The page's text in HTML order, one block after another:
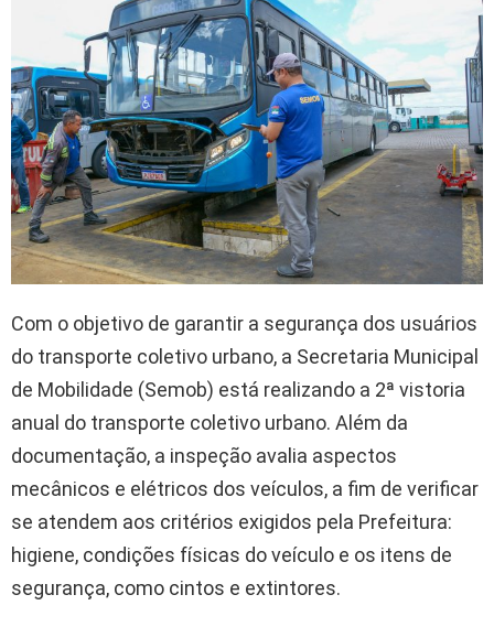
Com o objetivo de garantir a segurança dos usuários
do transporte coletivo urbano, a Secretaria Municipal
de Mobilidade (Semob) está realizando a 2ª vistoria
anual do transporte coletivo urbano. Além da
documentação, a inspeção avalia aspectos
mecânicos e elétricos dos veículos, a fim de verificar
se atendem aos critérios exigidos pela Prefeitura:
higiene, condições físicas do veículo e os itens de
segurança, como cintos e extintores.